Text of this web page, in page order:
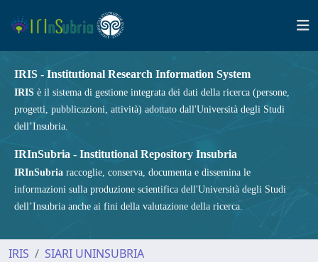
IRIS - Institutional Research Information System
IRIS è il sistema di gestione integrata dei dati della ricerca (persone,
progetti, pubblicazioni, attività) adottato dall'Università degli Studi
dell’Insubria.
IRInSubria - Institutional Repository Insubria
IRInSubria raccoglie, conserva, documenta e dissemina le
informazioni sulla produzione scientifica dell'Università degli Studi
dell’Insubria anche ai fini della valutazione della ricerca.
IRIS
SIARI UNINSUBRIA